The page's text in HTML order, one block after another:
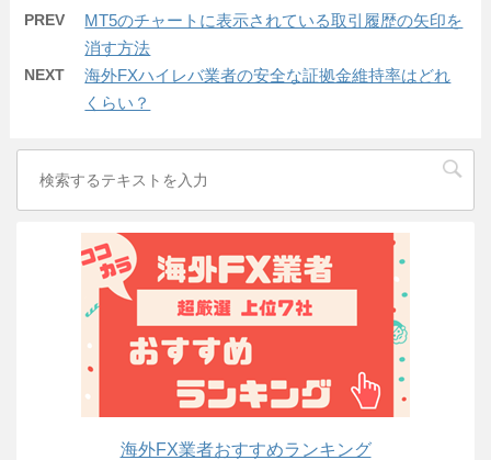
PREV
MT5のチャートに表示されている取引履歴の矢印を
消す方法
NEXT
海外FXハイレバ業者の安全な証拠金維持率はどれ
くらい？
海外FX業者おすすめランキング